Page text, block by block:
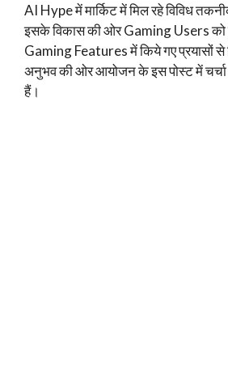
AI Hype में मार्किट में मिल रहे विविध
इसके विकास की ओर Gaming Users को
Gaming Features में किये गए प्रयासों
अनुभव की ओर आयोजन के इस पोस्ट में
हैं।